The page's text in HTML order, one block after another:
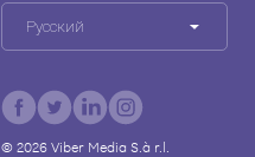
Русский
© 2026Viber Media S.à r.l.